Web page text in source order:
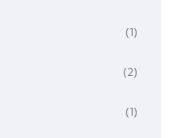
(1)
(2)
(1)